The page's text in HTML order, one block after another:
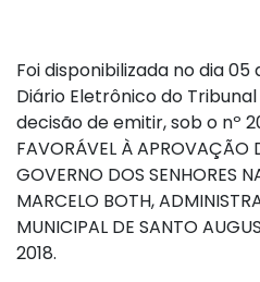
Foi disponibilizada no dia 05
Diário Eletrônico do
decisão de emitir, sob o nº
FAVORÁVEL À APROVAÇÃO
GOVERNO DOS SENHORES
MARCELO BOTH,
MUNICIPAL DE SANTO
2018.